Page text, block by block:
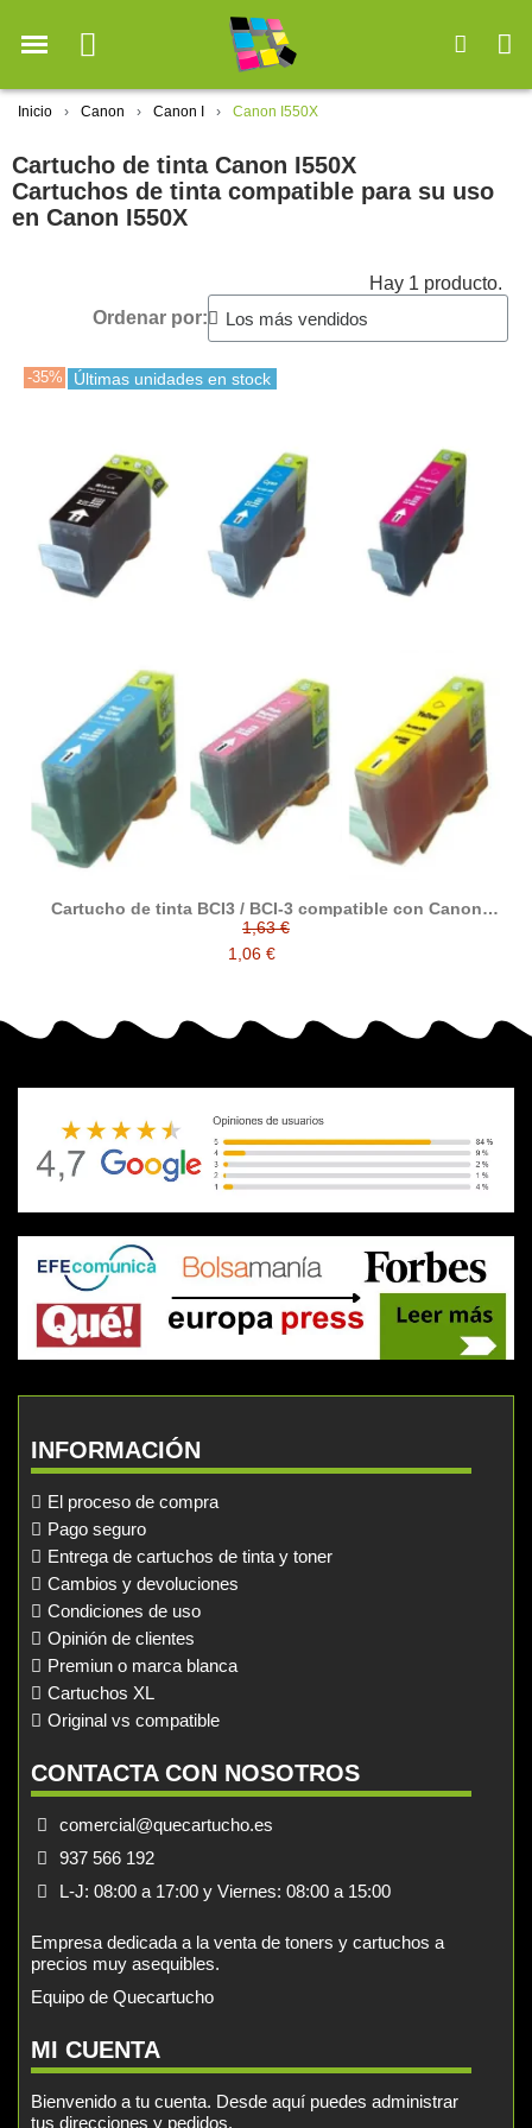
Inicio Canon Canon I Canon I550X
Cartucho de tinta Canon I550X
Cartuchos de tinta compatible para su uso
en Canon I550X
Hay 1 producto.
Ordenar por:
-35% Últimas unidades en stock
Cartucho de tinta BCI3 / BCI-3 compatible con Canon
4485A002 / 4480A002 / 4481A002 / 4482A002 / 4483A002 /
4484A002
1,63 €
1,06 €
INFORMACIÓN
El proceso de compra
Pago seguro
Entrega de cartuchos de tinta y toner
Cambios y devoluciones
Condiciones de uso
Opinión de clientes
Premiun o marca blanca
Cartuchos XL
Original vs compatible
CONTACTA CON NOSOTROS
comercial@quecartucho.es
937 566 192
L-J: 08:00 a 17:00 y Viernes: 08:00 a 15:00
Empresa dedicada a la venta de toners y cartuchos a
precios muy asequibles.
Equipo de Quecartucho
MI CUENTA
Bienvenido a tu cuenta. Desde aquí puedes administrar
tus direcciones y pedidos.